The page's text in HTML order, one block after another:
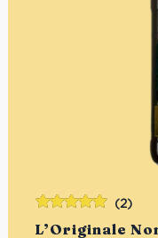
L’Originale
(2)
Bewertet
mit5.00von